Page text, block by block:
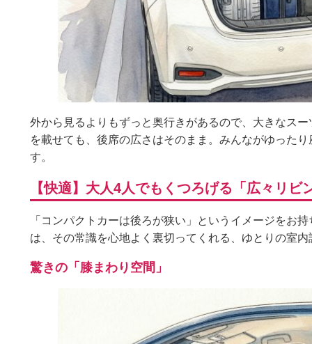
外から見るよりもずっと奥行きがあるので、大きなス
を載せても、後席の広さはそのまま。みんながゆった
す。
【快適】大人4人でもくつろげる「広々リビ
「コンパクトカーは後ろが狭い」というイメージをお
は、その常識を心地よく裏切ってくれる、ゆとりの室
驚きの「膝まわり空間」